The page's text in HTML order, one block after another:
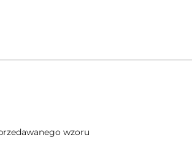
wzoru